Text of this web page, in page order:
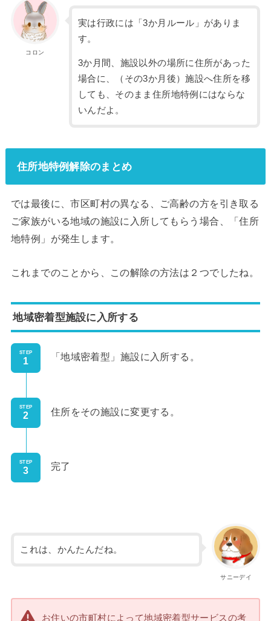
コロン
実は行政には「3か月ルール」がありま
す。
3か月間、施設以外の場所に住所があった
場合に、（その3か月後）施設へ住所を移
しても、そのまま住所地特例にはならな
いんだよ。
住所地特例解除のまとめ
では最後に、市区町村の異なる、ご高齢の方を引き取る
ご家族がいる地域の施設に入所してもらう場合、「住所
地特例」が発生します。
これまでのことから、この解除の方法は２つでしたね。
地域密着型施設に入所する
STEP 「地域密着型」施設に入所する。
STEP 住所をその施設に変更する。
STEP 完了
サニーデイ
これは、かんたんだね。
お住いの市町村によって地域密着型サービスの考